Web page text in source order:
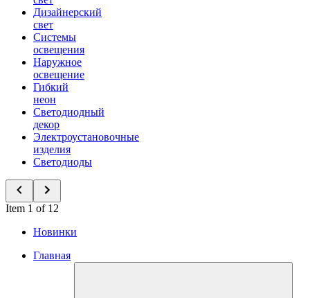
Дизайнерский
свет
Системы
освещения
Наружное
освещение
Гибкий
неон
Светодиодный
декор
Электроустановочные
изделия
Светодиоды
Item 1 of 12
Новинки
Главная